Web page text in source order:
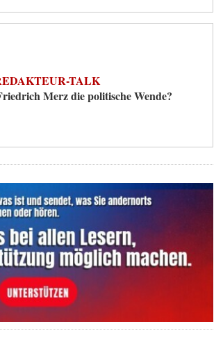
TALK
Merz die politische Wende?